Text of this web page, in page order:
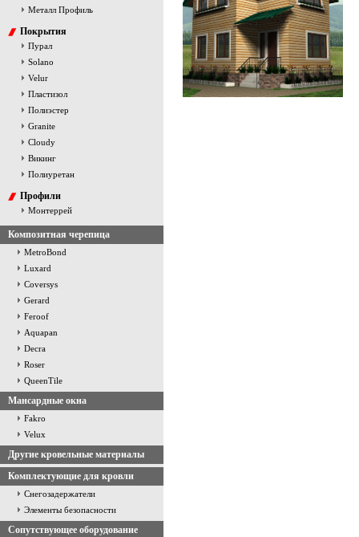
Металл Профиль
Покрытия
Пурал
Solano
Velur
Пластизол
Полиэстер
Granite
Cloudy
Викинг
Полиуретан
Профили
Монтеррей
Композитная черепица
MetroBond
Luxard
Coversys
Gerard
Feroof
Aquapan
Decra
Roser
QueenTile
Мансардные окна
Fakro
Velux
Другие кровельные материалы
Комплектующие для кровли
Снегозадержатели
Элементы безопасности
Сопутствующее оборудование